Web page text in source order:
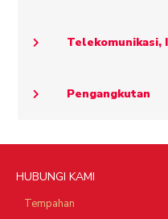
Telekomunikasi,
Pengangkutan
HUBUNGI KAMI
Tempahan